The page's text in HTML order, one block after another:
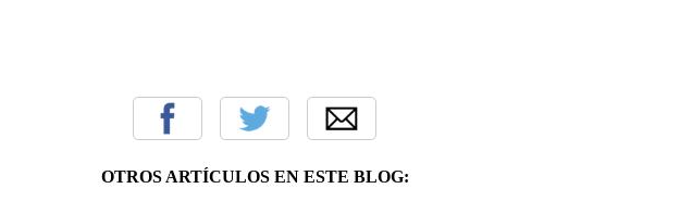
OTROS ARTÍCULOS EN ESTE BLOG: